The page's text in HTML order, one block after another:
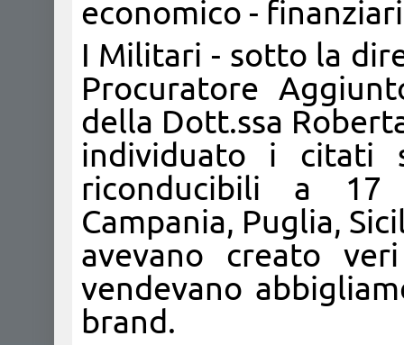
economico -
I Militari - sotto la
Procuratore
della Dott.ssa
individuato i citati
riconducibili a
Campania, Puglia,
avevano creato
vendevano
brand.